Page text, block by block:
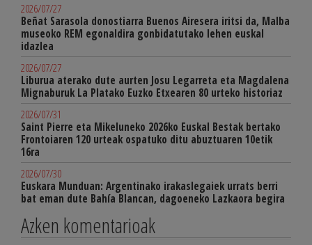
2026/07/27
Beñat Sarasola donostiarra Buenos Airesera iritsi da, Malba
museoko REM egonaldira gonbidatutako lehen euskal
idazlea
2026/07/27
Liburua aterako dute aurten Josu Legarreta eta Magdalena
Mignaburuk La Platako Euzko Etxearen 80 urteko historiaz
2026/07/31
Saint Pierre eta Mikeluneko 2026ko Euskal Bestak bertako
Frontoiaren 120 urteak ospatuko ditu abuztuaren 10etik
16ra
2026/07/30
Euskara Munduan: Argentinako irakaslegaiek urrats berri
bat eman dute Bahía Blancan, dagoeneko Lazkaora begira
Azken komentarioak